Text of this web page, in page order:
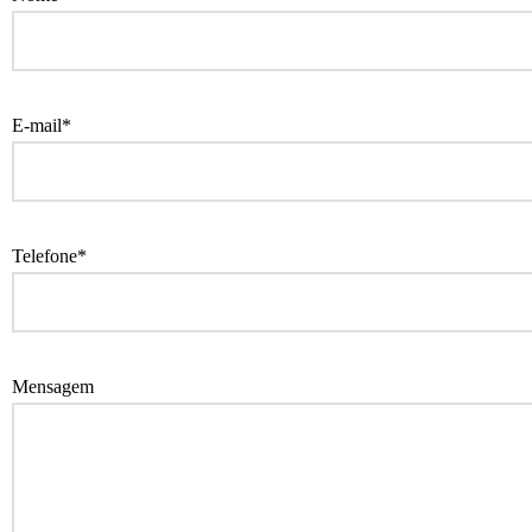
E-mail*
Telefone*
Mensagem